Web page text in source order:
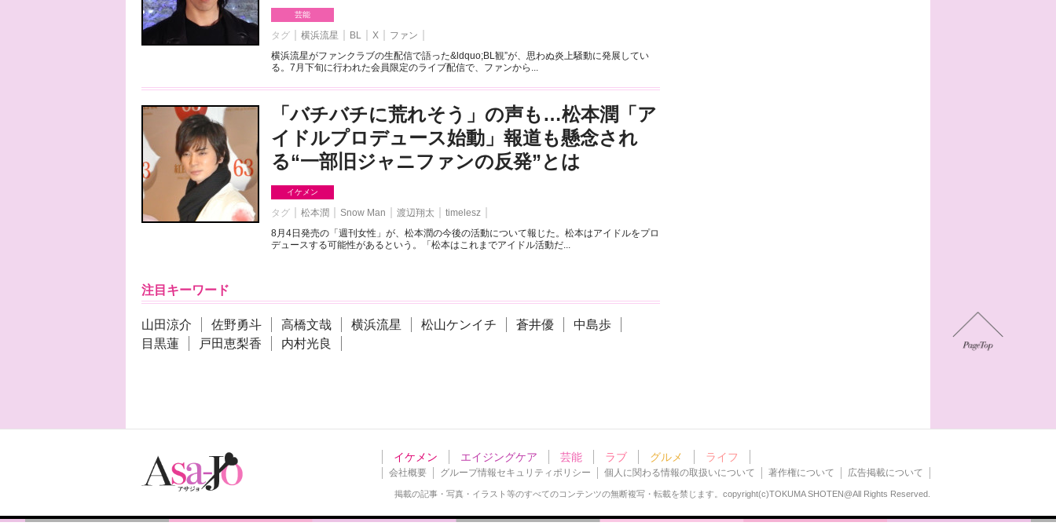
芸能
タグ 横浜流星 BL X
ファン
横浜流星がファンクラブの生配信で語った&ldquo;BL観”が、思わぬ炎上騒動に発展してい
る。7月下旬に行われた会員限定のライブ配信で、ファンから...
「バチバチに荒れそう」の声も…松本潤「ア
イドルプロデュース始動」報道も懸念され
る“一部旧ジャニファンの反発”とは
イケメン
タグ 松本潤 Snow Man 渡辺翔太
timelesz
8月4日発売の「週刊女性」が、松本潤の今後の活動について報じた。松本はアイドルをプロ
デュースする可能性があるという。「松本はこれまでアイドル活動だ...
注目キーワード
山田涼介 佐野勇斗 高橋文哉 横浜流星 松山ケンイチ 蒼井優
中島歩
目黒蓮
戸田恵梨香 内村光良
イケメン エイジングケア 芸能 ラブ グルメ ライフ
会社概要 グループ情報セキュリティポリシー 個人に関わる情報の取扱いについて 著作権について 広告掲載について
掲載の記事・写真・イラスト等のすべてのコンテンツの無断複写・転載を禁じます。 copyright(c)TOKUMA SHOTEN@All Rights Reserved.